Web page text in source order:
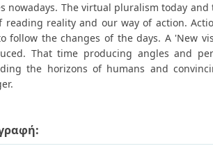
nowadays. The virtual pluralism today
reading reality and our way of action.
follow the changes of the days. A 'New
That time producing angles and
the horizons of humans and